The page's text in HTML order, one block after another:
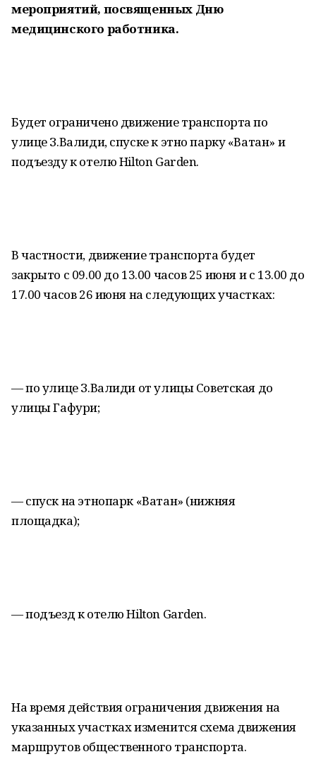
мероприятий, посвященных Дню
медицинского работника.
Будет ограничено движение транспорта по
улице З.Валиди, спуске к этно парку «Ватан» и
подъезду к отелю Hilton Garden.
В частности, движение транспорта будет
закрыто с 09.00 до 13.00 часов 25 июня и с 13.00 до
17.00 часов 26 июня на следующих участках:
— по улице З.Валиди от улицы Советская до
улицы Гафури;
— спуск на этнопарк «Ватан» (нижняя
площадка);
— подъезд к отелю Hilton Garden.
На время действия ограничения движения на
указанных участках изменится схема движения
маршрутов общественного транспорта.